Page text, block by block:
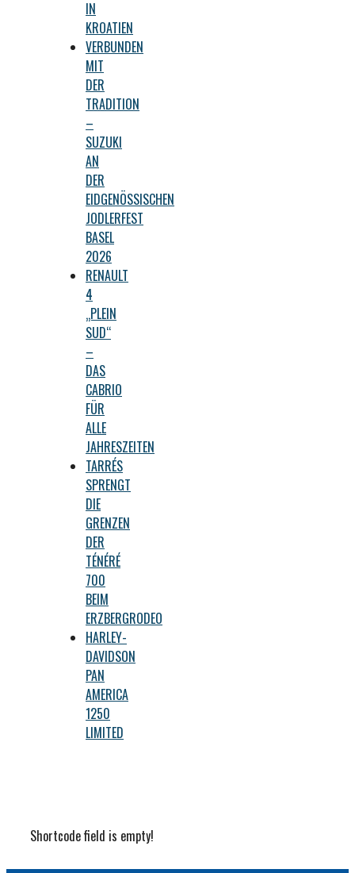
IN
KROATIEN
VERBUNDEN
MIT
DER
TRADITION
–
SUZUKI
AN
DER
EIDGENÖSSISCHEN
JODLERFEST
BASEL
2026
RENAULT
4
„PLEIN
SUD“
–
DAS
CABRIO
FÜR
ALLE
JAHRESZEITEN
TARRÉS
SPRENGT
DIE
GRENZEN
DER
TÉNÉRÉ
700
BEIM
ERZBERGRODEO
HARLEY-
DAVIDSON
PAN
AMERICA
1250
LIMITED
Shortcode field is empty!